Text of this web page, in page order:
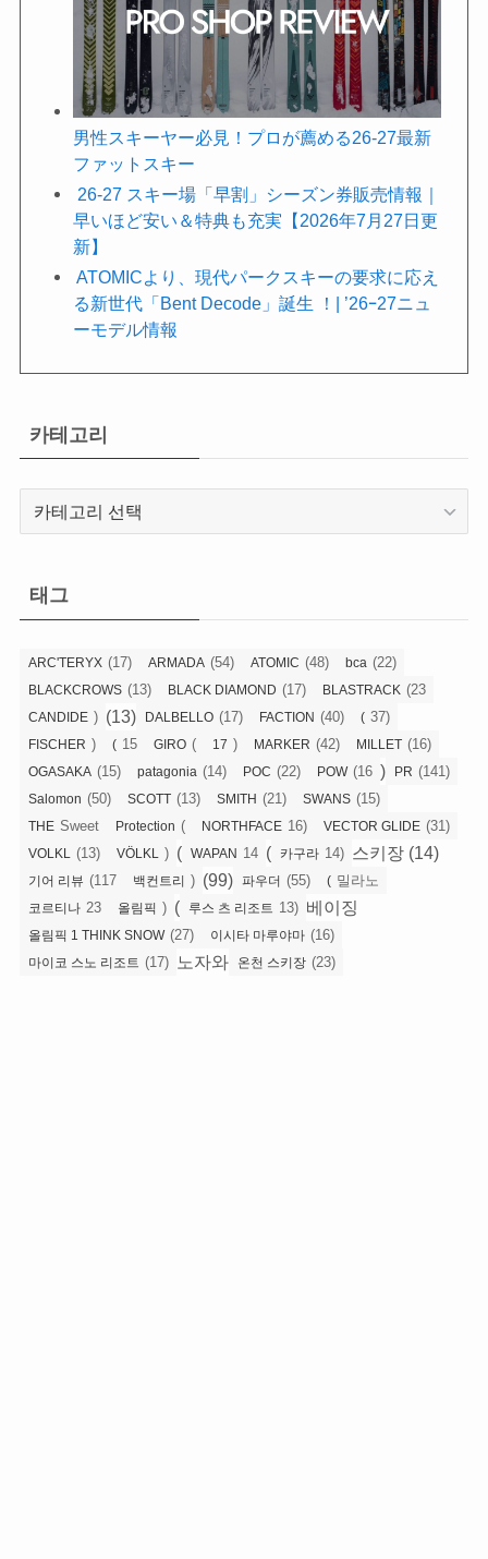
男性スキーヤー必見！プロが薦める26-27最新
ファットスキー
26-27 スキー場「早割」シーズン券販売情報｜
早いほど安い＆特典も充実【2026年7月27日更
新】
ATOMICより、現代パークスキーの要求に応え
る新世代「Bent Decode」誕生 ！| ’26ｰ27ニュ
ーモデル情報
카테고리
태그
ARC'TERYX (17) ARMADA (54) ATOMIC (48) bca (22)
BLACKCROWS (13) BLACK DIAMOND (17) BLASTRACK (23
CANDIDE ) (13) DALBELLO (17) FACTION (40) ( 37)
FISCHER ) ( 15 GIRO ( 17 ) MARKER (42) MILLET (16)
OGASAKA (15) patagonia (14) POC (22) POW(16 ) PR (141)
Salomon (50) SCOTT (13) SMITH (21) SWANS (15)
THE Sweet Protection ( NORTHFACE 16) VECTOR GLIDE (31)
VOLKL (13) VÖLKL ) ( WAPAN 14 ( 카구라 14) 스키장 (14)
기어 리뷰 (117 백컨트리 ) (99) 파우더 (55) ( 밀라노
코르티나 23 올림픽 ) ( 루스 츠 리조트 13) 베이징
올림픽 1 THINK SNOW(27) 이시타 마루야마 (16)
마이코 스노 리조트 (17) 노자와 온천 스키장 (23)